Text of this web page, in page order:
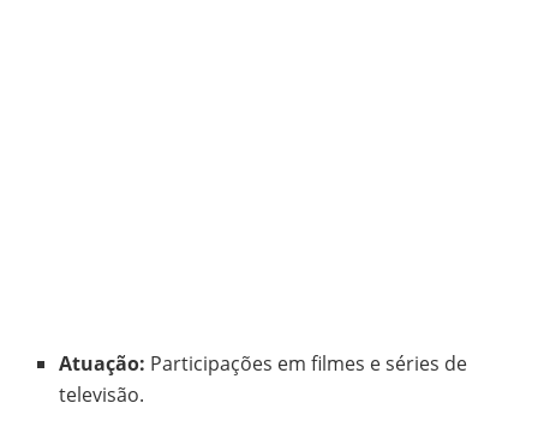
Atuação: Participações em filmes e séries de
televisão.